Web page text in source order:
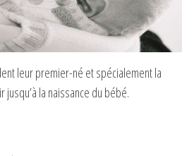
leur premier-né et spécialement la
la naissance du bébé.